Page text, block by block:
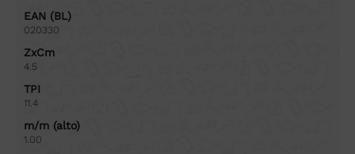
EAN (BL)
020330
ZxCm
4.5
TPI
11.4
m/m (alto)
1.00